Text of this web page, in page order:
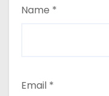
Name *
Email *